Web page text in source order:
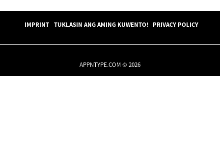
IMPRINT TUKLASIN ANG AMING KUWENTO! PRIVACY POLICY
APPNTYPE.COM © 2026